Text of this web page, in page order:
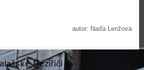
autor: Naďa Lenžová